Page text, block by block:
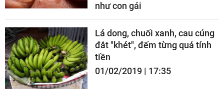
như con gái
Lá dong, chuối xanh, cau cúng
đắt "khét", đếm từng quả tính
tiền
01/02/2019 | 17:35